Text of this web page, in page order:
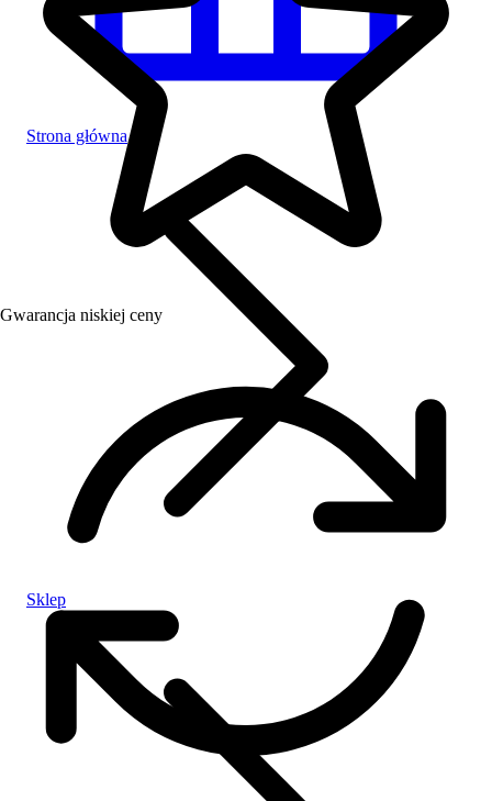
Gwarancja niskiej ceny
Strona główna
Sklep